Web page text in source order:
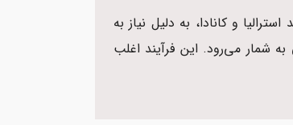
و کانادا، به دلیل نیاز به
شمار می‌رود. این فرآیند اغلب